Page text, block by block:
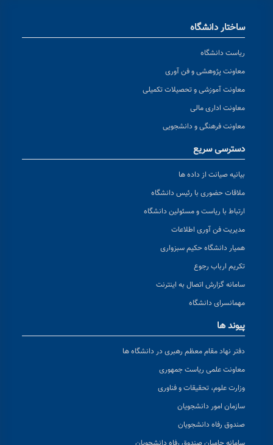
ساختار دانشگاه
ریاست دانشگاه
معاونت پژوهشی و فن آوری
معاونت آموزشی و تحصیلات تکمیلی
معاونت اداری مالی
معاونت فرهنگی و دانشجویی
دسترسی سریع
بیانیه صیانت از داده ها
ملاقات حضوری با رئیس دانشگاه
ارتباط با ریاست و مسئولین دانشگاه
مدیریت فن آوری اطلاعات
همیار دانشگاه حکیم سبزواری
تکریم ارباب رجوع
سامانه گزارش اتصال به اینترنت
مهمانسرای دانشگاه
پیوند ها
دفتر نهاد مقام معظم رهبری در دانشگاه ها
معاونت علمی ریاست جمهوری
وزارت علوم، تحقیقات و فناوری
سازمان امور دانشجویان
صندوق رفاه دانشجویان